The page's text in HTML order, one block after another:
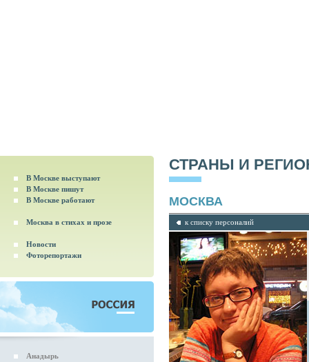
В Москве выступают
В Москве пишут
В Москве работают
Москва в стихах и прозе
Новости
Фоторепортажи
Анадырь
СТРАНЫ И
МОСКВА
к списку персоналий